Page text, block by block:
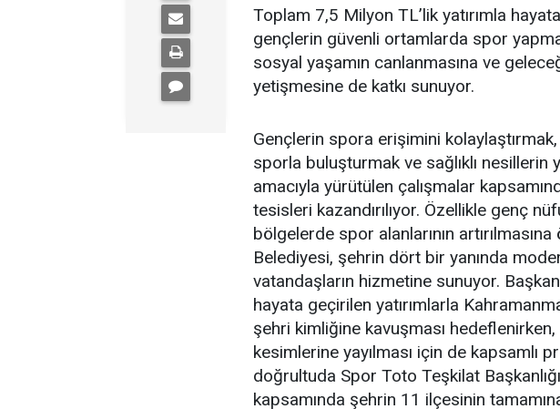
Toplam 7,5 Milyon TL’lik yatırımla
gençlerin güvenli ortamlarda spor
sosyal yaşamın canlanmasına ve
yetişmesine de katkı sunuyor.
Gençlerin spora erişimini
sporla buluşturmak ve sağlıklı nesillerin
amacıyla yürütülen çalışmalar
tesisleri kazandırılıyor. Özellikle genç
bölgelerde spor alanlarının
Belediyesi, şehrin dört bir yanında
vatandaşların hizmetine sunuyor.
hayata geçirilen yatırımlarla
şehri kimliğine kavuşması
kesimlerine yayılması için de kapsamlı
doğrultuda Spor Toto Teşkilat
kapsamında şehrin 11 ilçesinin